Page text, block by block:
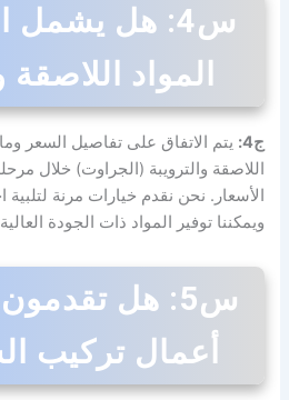
س4: هل يشمل
المواد اللاصقة
ج4:
يتم الاتفاق على تفاصيل السعر
اللاصقة والترويبة (الجراوت) خلال
الأسعار. نحن نقدم خيارات مرنة لتلبية
ويمكننا توفير المواد ذات الجودة
س5: هل
أعمال تركيب